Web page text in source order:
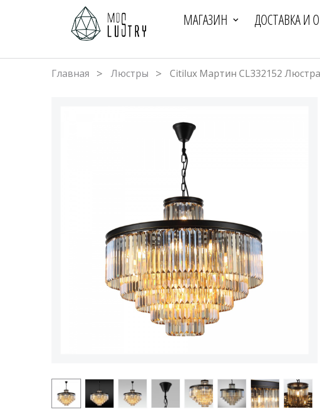
МАГАЗИН ДОСТАВКА И
Главная Люстры Citilux Мартин CL332152